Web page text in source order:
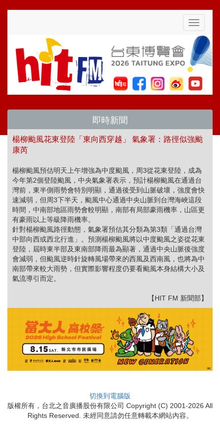
Toggle
即時新聞
楊柳颱風花東登陸「東向西穿越」 氣象署：路徑似強颱
康芮
楊柳颱風預估明天上午增強為中度颱風，周3從花東登陸，成為
今年第2個登陸颱風，中央氣象署表示，預計楊柳颱風在通過台
灣前，東半側雨勢會特別明顯，通過後受到山脈破壞，強度會快
速減弱，但周3下半天，颱風中心通過中央山脈到台灣海峽這段
時間，中南部地區雨勢會較明顯，南部有局部豪雨機率，山區更
有豪雨以上等級降雨機率。
針對楊柳颱風路徑動態，氣象署預估其分類為第3類「通過台灣
中部向西或西北行進」。預測楊柳颱風將以中度颱風之姿從花東
登陸，屆時東半部及東南部降雨最為顯著，通過中央山脈後強度
會減弱，但颱風逆時針旋轉風場帶來的西風及西南風，也將為中
南部帶來較大雨勢，但實際影響程度仍要看颱風本身結構大小及
氣流導引而定。
【HIT FM 新聞部】
切換到電腦版
版權所有，台北之音廣播股份有限公司 Copyright (C) 2001-2026 All
Rights Reserved. 未經同意請勿任意轉載本網站內容。